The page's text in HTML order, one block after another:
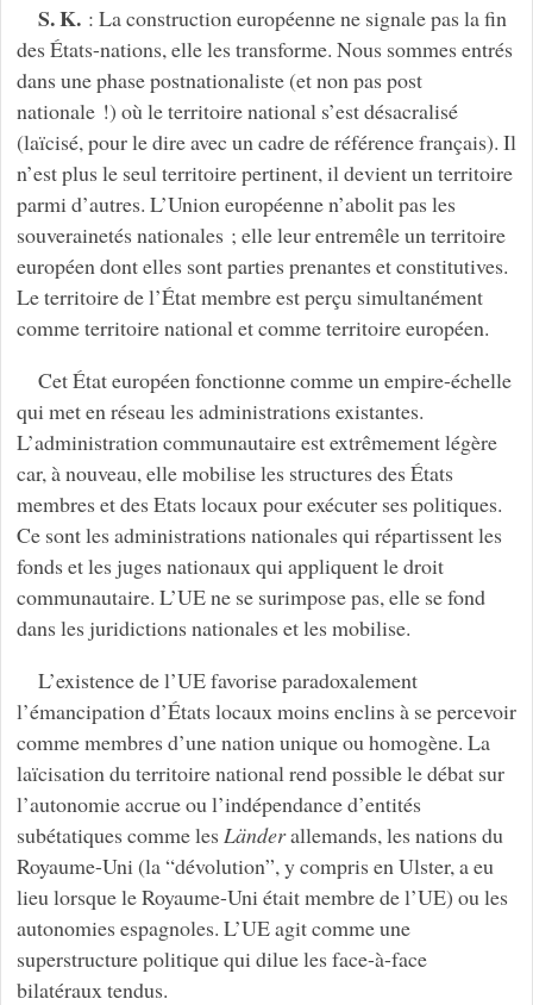
S. K.: La construction européenne ne signale pas la fin
des États-nations, elle les transforme. Nous sommes entrés
dans une phase postnationaliste (et non pas post
nationale !) où le territoire national s’est désacralisé
(laïcisé, pour le dire avec un cadre de référence français). Il
n’est plus le seul territoire pertinent, il devient un territoire
parmi d’autres. L’Union européenne n’abolit pas les
souverainetés nationales ; elle leur entremêle un territoire
européen dont elles sont parties prenantes et constitutives.
Le territoire de l’État membre est perçu simultanément
comme territoire national et comme territoire européen.
Cet État européen fonctionne comme un empire-échelle
qui met en réseau les administrations existantes.
L’administration communautaire est extrêmement légère
car, à nouveau, elle mobilise les structures des États
membres et des Etats locaux pour exécuter ses politiques.
Ce sont les administrations nationales qui répartissent les
fonds et les juges nationaux qui appliquent le droit
communautaire. L’UE ne se surimpose pas, elle se fond
dans les juridictions nationales et les mobilise.
L’existence de l’UE favorise paradoxalement
l’émancipation d’États locaux moins enclins à se percevoir
comme membres d’une nation unique ou homogène. La
laïcisation du territoire national rend possible le débat sur
l’autonomie accrue ou l’indépendance d’entités
subétatiques comme les Länderallemands, les nations du
Royaume-Uni (la “dévolution”, y compris en Ulster, a eu
lieu lorsque le Royaume-Uni était membre de l’UE) ou les
autonomies espagnoles. L’UE agit comme une
superstructure politique qui dilue les face-à-face
bilatéraux tendus.